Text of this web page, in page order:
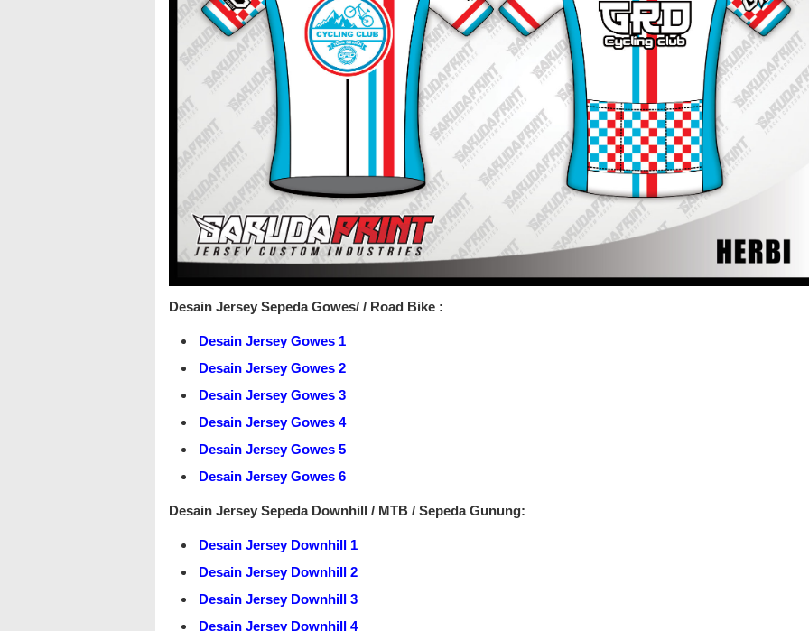
Desain Jersey Sepeda Gowes/ / Road Bike :
Desain Jersey Gowes 1
Desain Jersey Gowes 2
Desain Jersey Gowes 3
Desain Jersey Gowes 4
Desain Jersey Gowes 5
Desain Jersey Gowes 6
Desain Jersey Sepeda Downhill / MTB / Sepeda Gunung:
Desain Jersey Downhill 1
Desain Jersey Downhill 2
Desain Jersey Downhill 3
Desain Jersey Downhill 4